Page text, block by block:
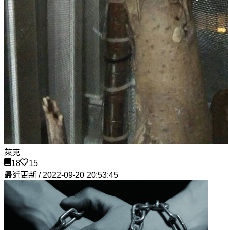
萊克
18
15
最近更新 / 2022-09-20 20:53:45